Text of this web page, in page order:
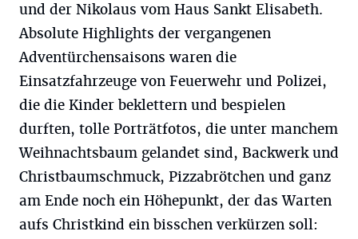
und der Nikolaus vom Haus Sankt Elisabeth.
Absolute Highlights der vergangenen
Adventürchensaisons waren die
Einsatzfahrzeuge von Feuerwehr und Polizei,
die die Kinder beklettern und bespielen
durften, tolle Porträtfotos, die unter manchem
Weihnachtsbaum gelandet sind, Backwerk und
Christbaumschmuck, Pizzabrötchen und ganz
am Ende noch ein Höhepunkt, der das Warten
aufs Christkind ein bisschen verkürzen soll: